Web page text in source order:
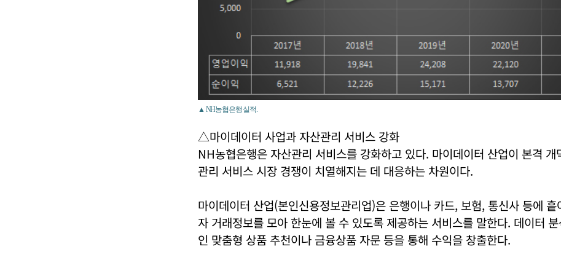
▲ NH농협은행 실적.
△마이데이터 사업과 자산관리 서비스 강화
NH농협은행은 자산관리 서비스를 강화하고 있다. 마이데이터 산업이 본격 개
관리 서비스 시장 경쟁이 치열해지는 데 대응하는 차원이다.
마이데이터 산업(본인신용정보관리업)은 은행이나 카드, 보험, 통신사 등에 흩
자 거래정보를 모아 한눈에 볼 수 있도록 제공하는 서비스를 말한다. 데이터
인 맞춤형 상품 추천이나 금융상품 자문 등을 통해 수익을 창출한다.